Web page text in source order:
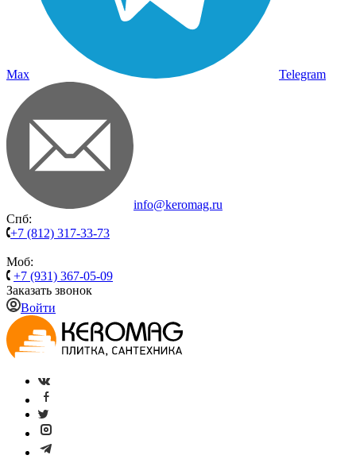
Max Telegram
info@keromag.ru
Спб:
+7 (812) 317-33-73
Моб:
+7 (931) 367-05-09
Заказать звонок
Войти